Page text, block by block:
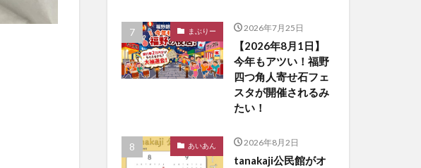
まぶりー 2026年7月25日
【2026年8月1日】
今年もアツい！福野
四つ角人寄せ石フェ
スタが開催されるみ
たい！
あいあん 2026年8月2日
tanakaji公民館がオ